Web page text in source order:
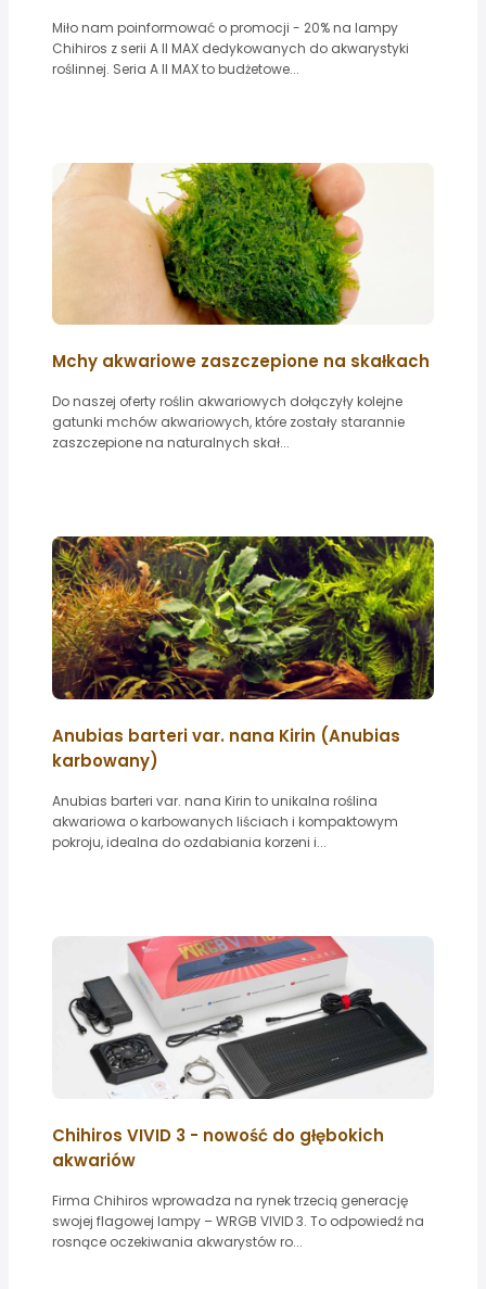
Miło nam poinformować o promocji - 20% na lampy
Chihiros z serii A II MAX dedykowanych do akwarystyki
roślinnej. Seria A II MAX to budżetowe...
Mchy akwariowe zaszczepione na skałkach
Do naszej oferty roślin akwariowych dołączyły kolejne
gatunki mchów akwariowych, które zostały starannie
zaszczepione na naturalnych skał...
Anubias barteri var. nana Kirin (Anubias
karbowany)
Anubias barteri var. nana Kirin to unikalna roślina
akwariowa o karbowanych liściach i kompaktowym
pokroju, idealna do ozdabiania korzeni i...
Chihiros VIVID 3 - nowość do głębokich
akwariów
Firma Chihiros wprowadza na rynek trzecią generację
swojej flagowej lampy – WRGB VIVID 3. To odpowiedź na
rosnące oczekiwania akwarystów ro...